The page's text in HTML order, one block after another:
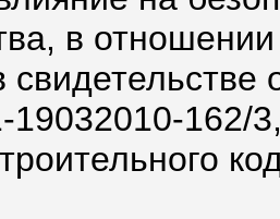
в
162/